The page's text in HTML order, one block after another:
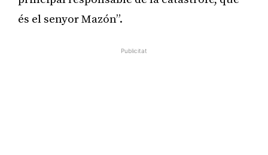
és el senyor Mazón”.
Publicitat